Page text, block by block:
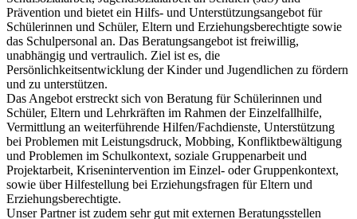
Prävention und bietet ein Hilfs- und Unterstützungsangebot für
Schülerinnen und Schüler, Eltern und Erziehungsberechtigte sowie
das Schulpersonal an. Das Beratungsangebot ist freiwillig,
unabhängig und vertraulich. Ziel ist es, die
Persönlichkeitsentwicklung der Kinder und Jugendlichen zu fördern
und zu unterstützen.
Das Angebot erstreckt sich von Beratung für Schülerinnen und
Schüler, Eltern und Lehrkräften im Rahmen der Einzelfallhilfe,
Vermittlung an weiterführende Hilfen/Fachdienste, Unterstützung
bei Problemen mit Leistungsdruck, Mobbing, Konfliktbewältigung
und Problemen im Schulkontext, soziale Gruppenarbeit und
Projektarbeit, Krisenintervention im Einzel- oder Gruppenkontext,
sowie über Hilfestellung bei Erziehungsfragen für Eltern und
Erziehungsberechtigte.
Unser Partner ist zudem sehr gut mit externen Beratungsstellen